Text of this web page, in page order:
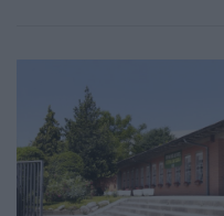
notícies